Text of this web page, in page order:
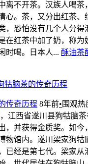
离不开茶。汉族人喝茶
心。茶，又分出红茶、
，恐怕没有几个人分得
在红茶中加了奶，称为
时喝。日本人... 酥油茶
传奇历程 8年前• 围观热
西省遂川县狗牯脑茶
，并获得金质奖。如今
物馆内。遂川梁家狗牯
已经是第七代。梁家从